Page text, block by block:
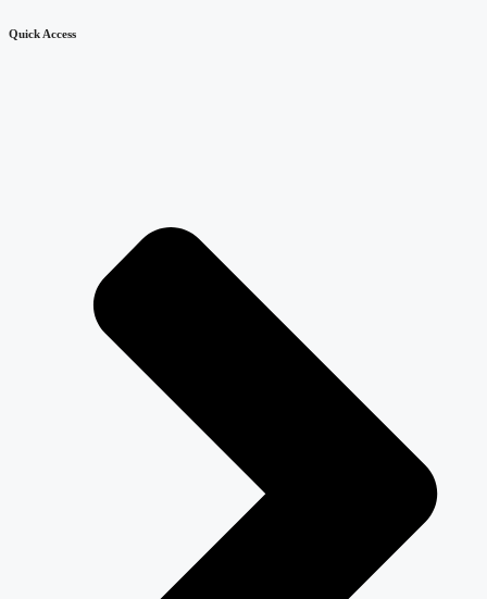
Quick Access